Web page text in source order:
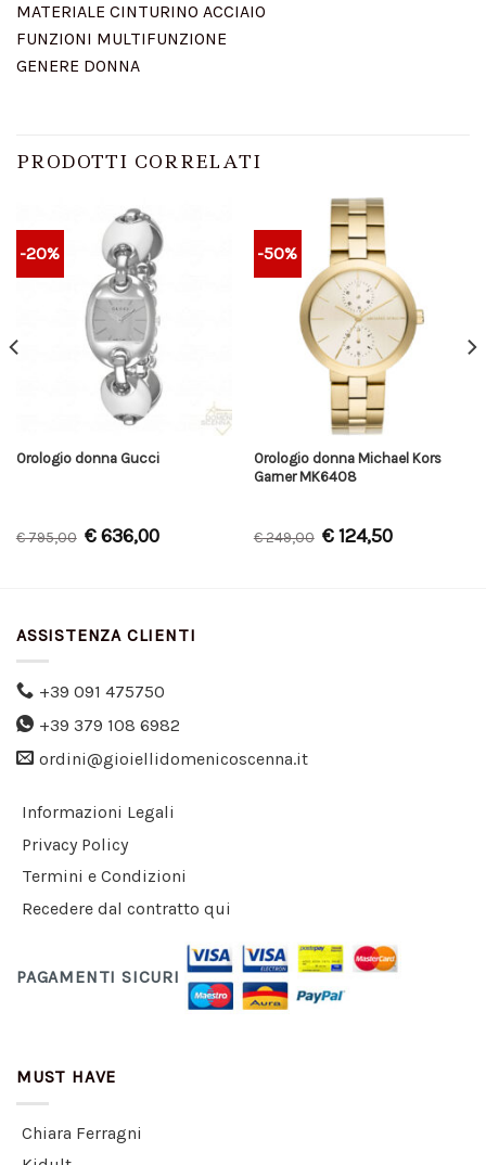
MATERIALE CINTURINO ACCIAIO
FUNZIONI MULTIFUNZIONE
GENERE DONNA
PRODOTTI CORRELATI
-20%
Orologio donna Gucci
€795,00 €636,00
-50%
Orologio donna Michael Kors
Garner MK6408
€249,00 €124,50
ASSISTENZA CLIENTI
+39 091 475750
+39 379 108 6982
ordini@gioiellidomenicoscenna.it
Informazioni Legali
Privacy Policy
Termini e Condizioni
Recedere dal contratto qui
PAGAMENTI SICURI
MUST HAVE
Chiara Ferragni